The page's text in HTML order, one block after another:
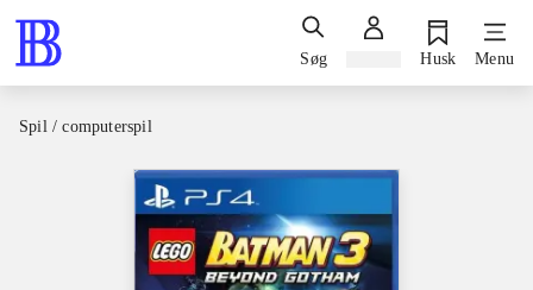
Søg Husk Menu
Spil / computerspil